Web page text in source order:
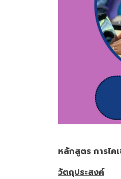
หลักสูตร การไค
วัตถุประสงค์